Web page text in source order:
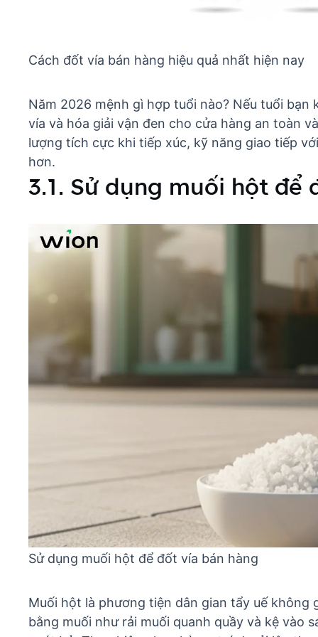
Cách đốt vía bán hàng hiệu quả nhất hiện nay
Năm 2026 mệnh gì hợp tuổi nào? Nếu tuổi bạn
vía và hóa giải vận đen cho cửa hàng an toàn
lượng tích cực khi tiếp xúc, kỹ năng giao tiếp
hơn.
3.1. Sử dụng muối hột để
Sử dụng muối hột để đốt vía bán hàng
Muối hột là phương tiện dân gian tẩy uế không
bằng muối như rải muối quanh quầy và kệ vào